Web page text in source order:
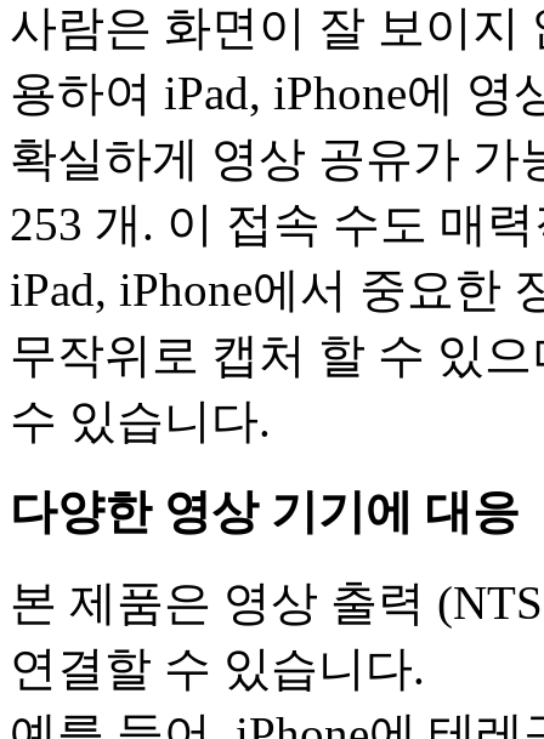
사람은 화면이 잘 보이지
용하여 iPad, iPhone에
확실하게 영상 공유가 가
253 개. 이 접속 수도 매
iPad, iPhone에서 중요한
무작위로 캡처 할 수 있
수 있습니다.
다양한 영상 기기에 대응
본 제품은 영상 출력
연결할 수 있습니다.